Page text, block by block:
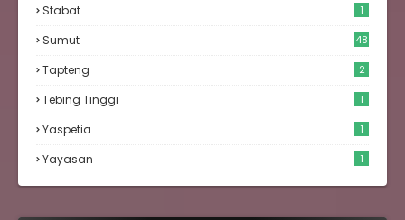
Stabat 1
Sumut 48
Tapteng 2
Tebing Tinggi 1
Yaspetia 1
Yayasan 1